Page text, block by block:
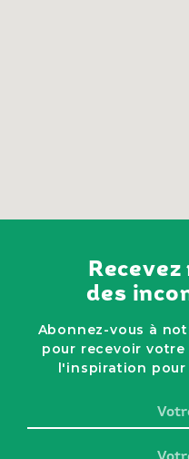
des
Abonnez-vous à
pour recevoir
l'inspiration pour
prénom